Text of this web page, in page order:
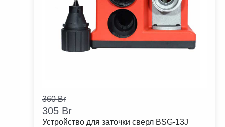
360Br
305 Br
Устройство для заточки сверл BSG-13J